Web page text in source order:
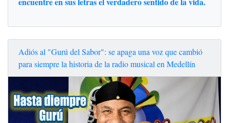
Adiós al "Gurú del Sabor": se apaga una voz que cambió
para siempre la historia de la radio musical en Medellín